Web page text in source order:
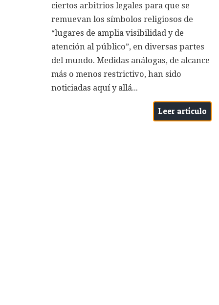
ciertos arbitrios legales para que se
remuevan los símbolos religiosos de
“lugares de amplia visibilidad y de
atención al público”, en diversas partes
del mundo. Medidas análogas, de alcance
más o menos restrictivo, han sido
noticiadas aquí y allá...
Leer artículo